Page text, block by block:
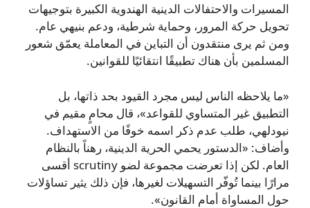
المسيرات والاحتفالات الدينية الهندوية الكبيرة بتوجيهات
تحويل حركة المرور، وحماية شرطية، ودعم بنيهي عام.
ومن ثم يرى منتقدون أن التباين في المعاملة يعمّق شعور
المسلمين بأن هناك تطبيقًا انتقائيًا للقوانين.
«ما يلاحظه الناس ليس مجرد القيود بحد ذاتها، بل
التطبيق غير المتساوي للقواعد»، قال محامٍ مقيم في
نيودلهي، طلب عدم ذكر اسمه خوفًا من الاستهداف.
وأضاف: «الدستور يحمي الحرية الدينية، رهناً بالنظام
العام. لكن إذا تعرضت مجموعة لضو scrutiny أقسى
مرارًا بينما تُوفّر التسهيلات لغيرها، فإن ذلك يثير تساؤلات
حول المساواة أمام القانون».